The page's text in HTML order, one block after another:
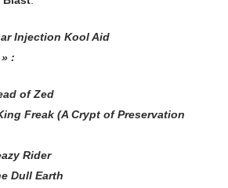
Injection Kool Aid
:
of Zed
Freak (A Crypt of Preservation
Rider
Dull Earth